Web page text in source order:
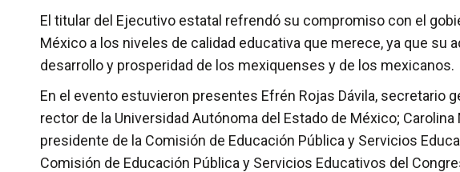
El titular del Ejecutivo estatal refrendó su compromiso con el
México a los niveles de calidad educativa que merece, ya que
desarrollo y prosperidad de los mexiquenses y de los mexicanos.
En el evento estuvieron presentes Efrén Rojas Dávila, secretario
rector de la Universidad Autónoma del Estado de México;
presidente de la Comisión de Educación Pública y Servicios
Comisión de Educación Pública y Servicios Educativos del